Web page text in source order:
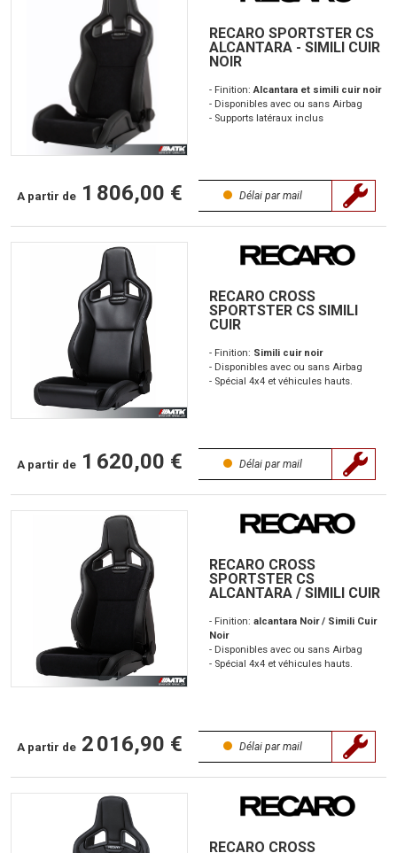
RECARO SPORTSTER CS
ALCANTARA - SIMILI CUIR
NOIR
- Finition: Alcantara et simili cuir noir
- Disponibles avec ou sans Airbag
- Supports latéraux inclus
A partir de 1 806,00 € Délai par mail
RECARO CROSS
SPORTSTER CS SIMILI
CUIR
- Finition: Simili cuir noir
- Disponibles avec ou sans Airbag
- Spécial 4x4 et véhicules hauts.
A partir de 1 620,00 € Délai par mail
RECARO CROSS
SPORTSTER CS
ALCANTARA / SIMILI CUIR
- Finition: alcantara Noir / Simili Cuir
Noir
- Disponibles avec ou sans Airbag
- Spécial 4x4 et véhicules hauts.
A partir de 2 016,90 € Délai par mail
RECARO CROSS